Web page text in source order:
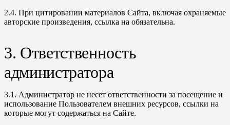
2.4. При цитировании материалов Сайта, включая охраняемые
авторские произведения, ссылка на обязательна.
3. Ответственность
администратора
3.1. Администратор не несет ответственности за посещение и
использование Пользователем внешних ресурсов, ссылки на
которые могут содержаться на Сайте.